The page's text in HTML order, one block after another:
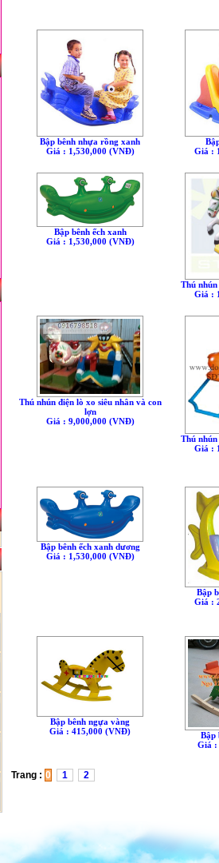
Bập bênh nhựa rồng xanh
Giá : 1,530,000 (VNÐ)
Giá :
Bập bênh ếch xanh
Giá : 1,530,000 (VNÐ)
Thú
Giá :
Thú nhún điện lò xo siêu nhân và con
lợn
Giá : 9,000,000 (VNÐ)
Thú
Giá :
Bập bênh ếch xanh dương
Giá : 1,530,000 (VNÐ)
Bập
Giá :
Bập bênh ngựa vàng
Giá : 415,000 (VNÐ)
Bập
Giá :
Trang : 0 1 2